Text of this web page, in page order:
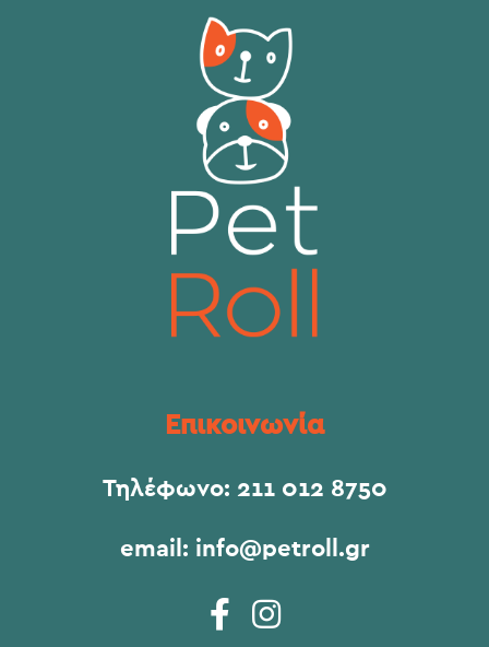
Επικοινωνία
Τηλέφωνο: 211 012 8750
email: info@petroll.gr